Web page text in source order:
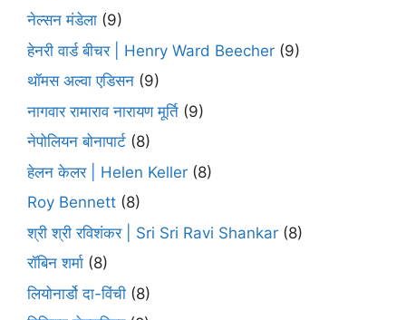
नेल्सन मंडेला (9)
हेनरी वार्ड बीचर | Henry Ward Beecher (9)
थॉमस अल्वा एडिसन (9)
नागवार रामाराव नारायण मूर्ति (9)
नेपोलियन बोनापार्ट (8)
हेलन केलर | Helen Keller (8)
Roy Bennett (8)
श्री श्री रविशंकर | Sri Sri Ravi Shankar (8)
रॉबिन शर्मा (8)
लियोनार्डो दा-विंची (8)